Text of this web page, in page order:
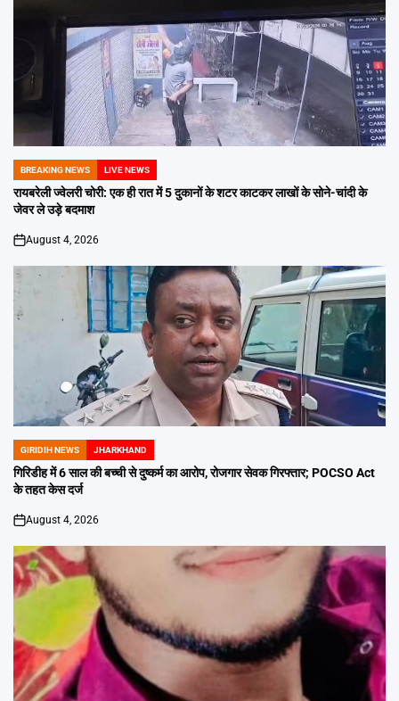
POSTED
IN
BREAKING NEWS LIVE NEWS
रायबरेली ज्वेलरी चोरी: एक ही रात में 5 दुकानों के शटर काटकर लाखों के सोने-चांदी के
जेवर ले उड़े बदमाश
on
August 4, 2026
POSTED
IN
GIRIDIH NEWS JHARKHAND
गिरिडीह में 6 साल की बच्ची से दुष्कर्म का आरोप, रोजगार सेवक गिरफ्तार; POCSO Act
के तहत केस दर्ज
on
August 4, 2026